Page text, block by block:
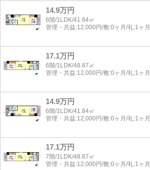
14.9万円
6階/1LDK/41.84㎡
管理・共益:12,000円/敷:0ヶ月/礼:1ヶ月
17.1万円
6階/1LDK/48.87㎡
管理・共益:12,000円/敷:0ヶ月/礼:1ヶ月
14.9万円
6階/1LDK/41.84㎡
管理・共益:12,000円/敷:0ヶ月/礼:1ヶ月
17.1万円
7階/1LDK/48.87㎡
管理・共益:12,000円/敷:0ヶ月/礼:1ヶ月